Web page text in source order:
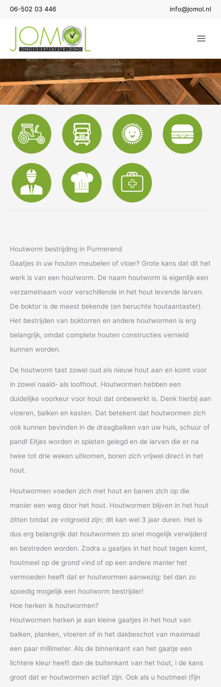
inhoud
06-502 03 446 info@jomol.nl
Houtworm bestrijding in Purmerend
Gaatjes in uw houten meubelen of vloer? Grote kans dat dit het
werk is van een houtworm. De naam houtworm is eigenlijk een
verzamelnaam voor verschillende in het hout levende larven.
De boktor is de meest bekende (en beruchte houtaantaster).
Het bestrijden van boktorren en andere houtwormen is erg
belangrijk, omdat complete houten constructies vernield
kunnen worden.
De houtworm tast zowel oud als nieuw hout aan en komt voor
in zowel naald- als loofhout. Houtwormen hebben een
duidelijke voorkeur voor hout dat onbewerkt is. Denk hierbij aan
vloeren, balken en kasten. Dat betekent dat houtwormen zich
ook kunnen bevinden in de draagbalken van uw huis, schuur of
pand! Eitjes worden in spleten gelegd en de larven die er na
twee tot drie weken uitkomen, boren zich vrijwel direct in het
hout.
Houtwormen voeden zich met hout en banen zich op die
manier een weg door het hout. Houtwormen blijven in het hout
zitten totdat ze volgroeid zijn; dit kan wel 3 jaar duren. Het is
dus erg belangrijk dat houtwormen zo snel mogelijk verwijderd
en bestreden worden. Zodra u gaatjes in het hout tegen komt,
houtmeel op de grond vind of op een andere manier het
vermoeden heeft dat er houtwormen aanwezig: bel dan zo
spoedig mogelijk een houtworm bestrijder!
Hoe herken ik houtwormen?
Houtwormen herken je aan kleine gaatjes in het hout van
balken, planken, vloeren of in het dakbeschot van maximaal
een paar millimeter. Als de binnenkant van het gaatje een
lichtere kleur heeft dan de buitenkant van het hout, i de kans
groot dat er houtwormen actief zijn. Ook als u houtmeel (fijn